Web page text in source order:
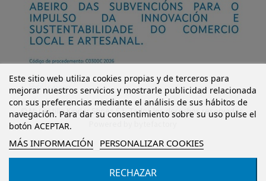
Este sitio web utiliza cookies propias y de terceros para
mejorar nuestros servicios y mostrarle publicidad relacionada
con sus preferencias mediante el análisis de sus hábitos de
navegación. Para dar su consentimiento sobre su uso pulse el
botón ACEPTAR.
MÁS INFORMACIÓN PERSONALIZAR COOKIES
RECHAZAR
© Mi Castillo Kinder Shoes S.L. Todos los derechos reservados.